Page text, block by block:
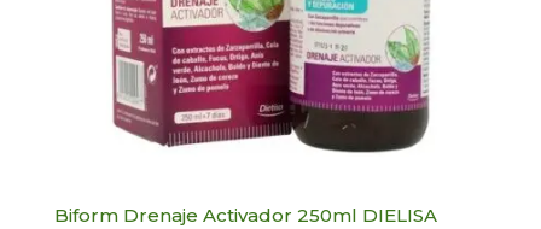
Biform Drenaje Activador 250ml DIELISA